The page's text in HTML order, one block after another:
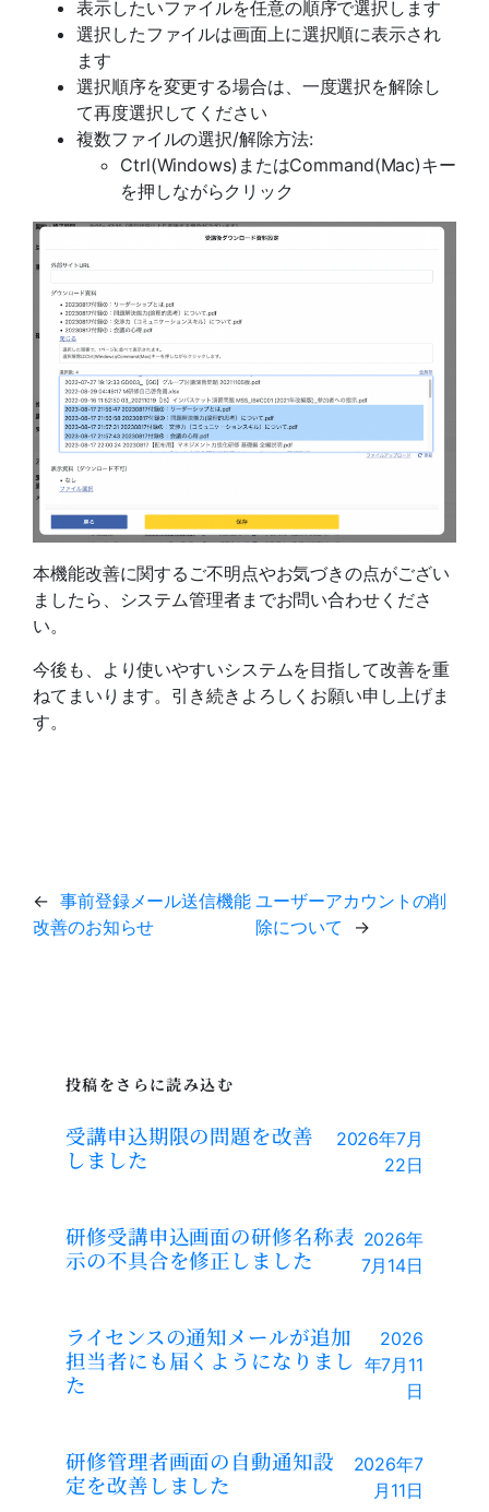
表示したいファイルを任意の順序で選択します
選択したファイルは画面上に選択順に表示され
ます
選択順序を変更する場合は、一度選択を解除し
て再度選択してください
複数ファイルの選択/解除方法:
Ctrl(Windows)またはCommand(Mac)キー
を押しながらクリック
本機能改善に関するご不明点やお気づきの点がござい
ましたら、システム管理者までお問い合わせくださ
い。
今後も、より使いやすいシステムを目指して改善を重
ねてまいります。引き続きよろしくお願い申し上げま
す。
← 事前登録メール送信機能
改善のお知らせ
ユーザーアカウントの削
除について
→
投稿をさらに読み込む
受講申込期限の問題を改善
しました
2026年7月
22日
研修受講申込画面の研修名称表
示の不具合を修正しました
2026年
7月14日
ライセンスの通知メールが追加
担当者にも届くようになりまし
た
2026
年7月11
日
研修管理者画面の自動通知設
定を改善しました
2026年7
月11日